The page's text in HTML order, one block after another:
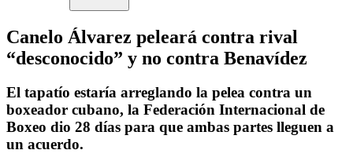
Canelo Álvarez peleará contra rival
“desconocido” y no contra Benavídez
El tapatío estaría arreglando la pelea contra un
boxeador cubano, la Federación Internacional de
Boxeo dio 28 días para que ambas partes lleguen a
un acuerdo.